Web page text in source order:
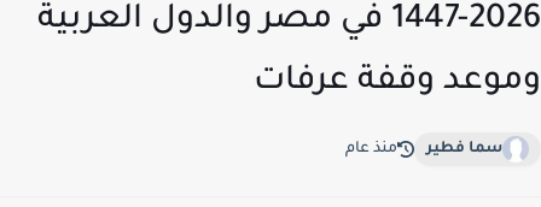
2026-1447 في مصر والدول العربية
وقفة عرفات
سما فطير منذ عام